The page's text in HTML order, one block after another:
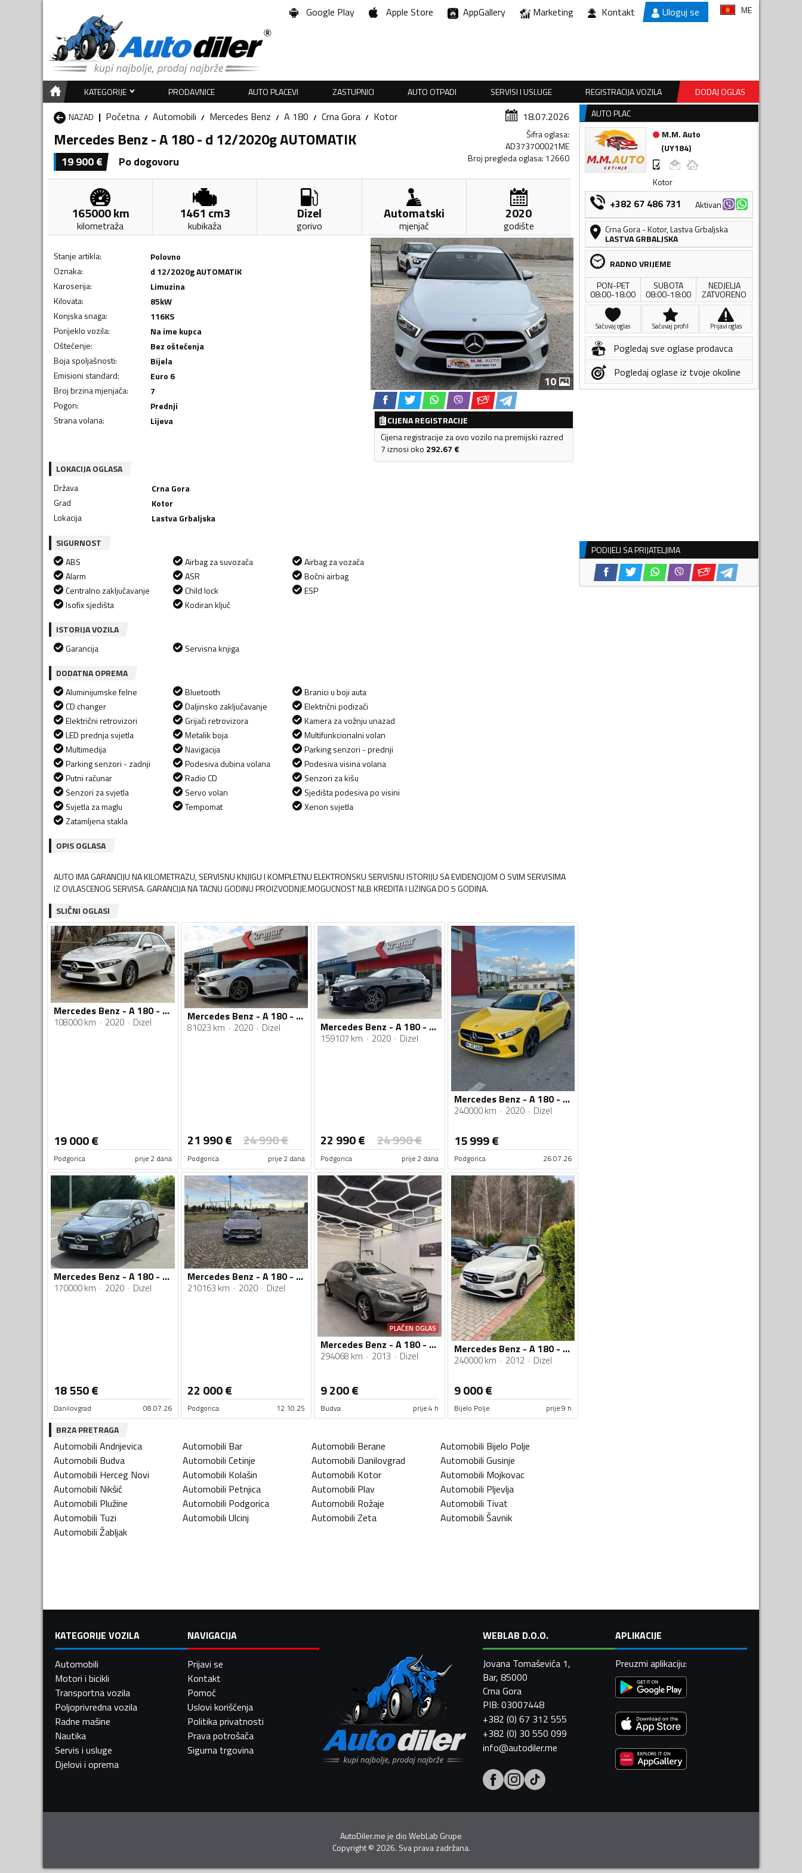
Google Play Apple Store AppGallery Marketing Kontakt Uloguj se ME
KATEGORIJE PRODAVNICE AUTO PLACEVI ZASTUPNICI AUTO OTPADI SERVISI I USLUGE REGISTRACIJA VOZILA
DODAJ OGLAS
NAZAD
Početna Automobili Mercedes Benz A 180 Crna Gora Kotor 18.07.2026
Mercedes Benz - A 180 - d 12/2020g AUTOMATIK
19 900€ Po dogovoru
Šifra oglasa:
AD373700021ME
Broj pregleda oglasa: 12660
165000km
kilometraža
1461 cm3
kubikaža
Dizel
gorivo
Automatski
mjenjač
2020
godište
Stanje artikla:
Polovno
Oznaka:
d 12/2020g AUTOMATIK
Karoserija:
Limuzina
Kilovata: 85kW
Konjska snaga: 116KS
Porijeklo vozila:
Na ime kupca
Oštećenje:
Bez oštećenja
Boja spoljašnosti:
Bijela
Emisioni standard:
Euro 6
Broj brzina mjenjača:
7
Pogon:
Prednji
Strana volana: Lijeva
10
CIJENA REGISTRACIJE
Cijena registracije za ovo vozilo na premijski razred
7 iznosi oko 292.67 €
LOKACIJA OGLASA
Država
Crna Gora
Grad
Kotor
Lokacija
Lastva Grbaljska
SIGURNOST
ABS
Alarm
Centralno zaključavanje
Isofix sjedišta
Airbag za suvozača
ASR
Child lock
Kodiran ključ
Airbag za vozača
Bočni airbag
ESP
ISTORIJA VOZILA
Garancija
Servisna knjiga
DODATNA OPREMA
Aluminijumske felne
CD changer
Električni retrovizori
LED prednja svjetla
Multimedija
Parking senzori - zadnji
Putni računar
Senzori za svjetla
Svjetla za maglu
Zatamljena stakla
Bluetooth
Daljinsko zaključavanje
Grijači retrovizora
Metalik boja
Navigacija
Podesiva dubina volana
Radio CD
Servo volan
Tempomat
Branici u boji auta
Električni podizači
Kamera za vožnju unazad
Multifunkcionalni volan
Parking senzori - prednji
Podesiva visina volana
Senzori za kišu
Sjedišta podesiva po visini
Xenon svjetla
OPIS OGLASA
AUTO IMA GARANCIJU NA KILOMETRAZU, SERVISNU KNJIGU I KOMPLETNU ELEKTRONSKU SERVISNU ISTORIJU SA EVIDENCIJOM O SVIM SERVISIMA
IZ OVLASCENOG SERVISA. GARANCIJA NA TACNU GODINU PROIZVODNJE.MOGUCNOST NLB KREDITA I LIZINGA DO 5 GODINA.
SLIČNI OGLASI
Mercedes Benz - A 180 - 1.5
108000 km 2020 Dizel
19 000€
Podgorica prije 2 dana
Mercedes Benz - A 180 - D AMG Line -Full LED- -Novi model
81023 km 2020 Dizel
21 990€ 24 990€
Podgorica prije 2 dana
Mercedes Benz - A 180 - D AMG Line -Full LED- -Novi model
159107 km 2020 Dizel
22 990€ 24 990€
Podgorica prije 2 dana
Mercedes Benz - A 180 - Mercedes A180 CDI
240000 km 2020 Dizel
15 999€
Podgorica 26.07.26
Mercedes Benz - A 180 - 180D
170000 km 2020 Dizel
18 550€
Danilovgrad 08.07.26
Mercedes Benz - A 180 - 1.5 DCI
210163 km 2020 Dizel
22 000€
Podgorica 12.10.25
PLAĆEN OGLAS
Mercedes Benz - A 180 - cdi
294068 km 2013 Dizel
9 200€
Budva prije 4 h
Mercedes Benz - A 180 - 1.5 CDI
240000 km 2012 Dizel
9 000€
Bijelo Polje prije 9 h
BRZA PRETRAGA
Automobili Andrijevica Automobili Bar Automobili Berane Automobili Bijelo Polje
Automobili Budva Automobili Cetinje Automobili Danilovgrad Automobili Gusinje
Automobili Herceg Novi Automobili Kolašin Automobili Kotor Automobili Mojkovac
Automobili Nikšić Automobili Petnjica Automobili Plav Automobili Pljevlja
Automobili Plužine Automobili Podgorica Automobili Rožaje Automobili Tivat
Automobili Tuzi Automobili Ulcinj Automobili Zeta Automobili Šavnik
Automobili Žabljak
AUTO PLAC
M.M. Auto
(UY184)
Kotor
+382 67 486 731
Aktivan
Crna Gora-Kotor,Lastva Grbaljska
LASTVA GRBALJSKA
RADNO VRIJEME
PON-PET
08:00-18:00
SUBOTA
08:00-18:00
NEDJELJA
ZATVORENO
Sačuvaj oglas Sačuvaj profil Prijavi oglas
Pogledaj sve oglase prodavca
Pogledaj oglase iz tvoje okoline
PODIJELI SA PRIJATELJIMA
KATEGORIJE VOZILA
Automobili
Motori i bicikli
Transportna vozila
Poljoprivredna vozila
Radne mašine
Nautika
Servis i usluge
Djelovi i oprema
NAVIGACIJA
Prijavi se
Kontakt
Pomoć
Uslovi korišćenja
Politika privatnosti
Prava potrošača
Sigurna trgovina
WEBLAB D.O.O.
Jovana Tomaševića 1,
Bar, 85000
Crna Gora
PIB: 03007448
+382 (0) 67 312 555
+382 (0) 30 550 099
info@autodiler.me
APLIKACIJE
Preuzmi aplikaciju:
AutoDiler.me je dioWebLab Grupe
Copyright© 2026. Sva prava zadržana.